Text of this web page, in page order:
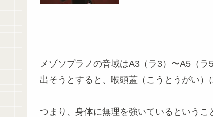
メゾソプラノの音域はA3（ラ3）〜A5（
出そうとすると、喉頭蓋（こうとうがい）
つまり、身体に無理を強いているというこ